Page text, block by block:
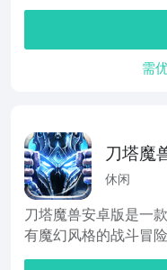
需
刀塔魔
休闲
刀塔魔兽安卓版是一
有魔幻风格的战斗冒